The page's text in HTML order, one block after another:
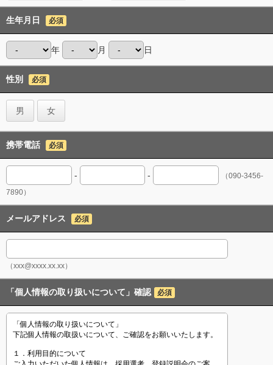
生年月日 必須
年 月 日
性別 必須
男 女
携帯電話 必須
- -
（090-3456-
7890）
メールアドレス 必須
（xxx@xxxx.xx.xx）
「個人情報の取り扱いについて」確認 必須